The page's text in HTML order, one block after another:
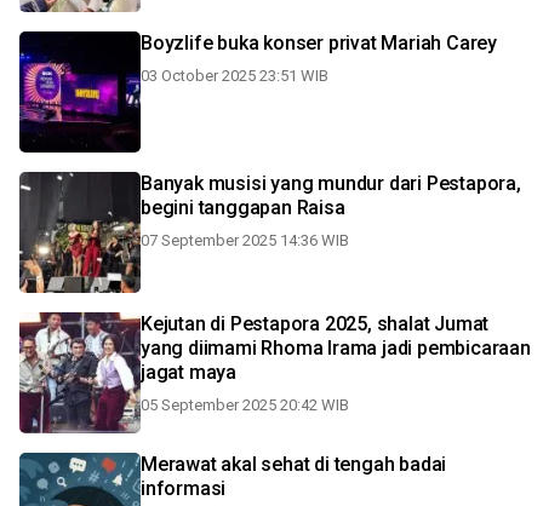
Boyzlife buka konser privat Mariah Carey
03 October 2025 23:51 WIB
Banyak musisi yang mundur dari Pestapora,
begini tanggapan Raisa
07 September 2025 14:36 WIB
Kejutan di Pestapora 2025, shalat Jumat
yang diimami Rhoma Irama jadi pembicaraan
jagat maya
05 September 2025 20:42 WIB
Merawat akal sehat di tengah badai
informasi